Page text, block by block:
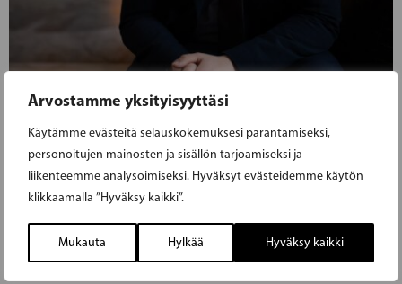
Arvostamme yksityisyyttäsi
Käytämme evästeitä selauskokemuksesi parantamiseksi,
personoitujen mainosten ja sisällön tarjoamiseksi ja
liikenteemme analysoimiseksi. Hyväksyt evästeidemme käytön
klikkaamalla ”Hyväksy kaikki”.
Mukauta Hylkää Hyväksy kaikki
12.05.2025
WICKSTRÖM: INKOO NÄYTTI VIHREÄÄ
VALOA JODDBÖLEN KEHITTÄMISELLE –
LÄNSI-UUSIMAA VOI NOUSTA VIHREÄN
SIIRTYMÄN EDELLÄKÄVIJÄKSI